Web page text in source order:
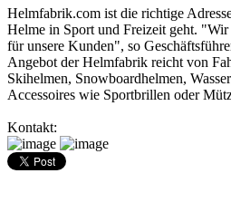
Helmfabrik.com ist die richtige
Helme in Sport und Freizeit geht.
für unsere Kunden", so
Angebot der Helmfabrik reicht von
Skihelmen, Snowboardhelmen,
Accessoires wie Sportbrillen oder
Kontakt: